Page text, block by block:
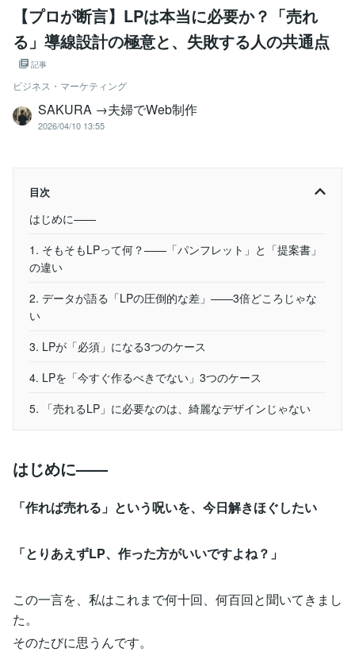
【プロが断言】LPは本当に必要か？「売れ
る」導線設計の極意と、失敗する人の共通点
記事
ビジネス・マーケティング
SAKURA →夫婦でWeb制作
2026/04/10 13:55
目次
はじめに——
1. そもそもLPって何？——「パンフレット」と「提案書」
の違い
2. データが語る「LPの圧倒的な差」——3倍どころじゃな
い
3. LPが「必須」になる3つのケース
4. LPを「今すぐ作るべきでない」3つのケース
5. 「売れるLP」に必要なのは、綺麗なデザインじゃない
はじめに——
「作れば売れる」という呪いを、今日解きほぐしたい
「とりあえずLP、作った方がいいですよね？」
この一言を、私はこれまで何十回、何百回と聞いてきまし
た。
そのたびに思うんです。